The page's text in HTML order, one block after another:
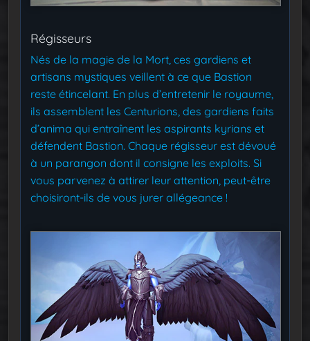
Régisseurs
Nés de la magie de la Mort, ces gardiens et
artisans mystiques veillent à ce que Bastion
reste étincelant. En plus d’entretenir le royaume,
ils assemblent les Centurions, des gardiens faits
d’anima qui entraînent les aspirants kyrians et
défendent Bastion. Chaque régisseur est dévoué
à un parangon dont il consigne les exploits. Si
vous parvenez à attirer leur attention, peut-être
choisiront-ils de vous jurer allégeance !